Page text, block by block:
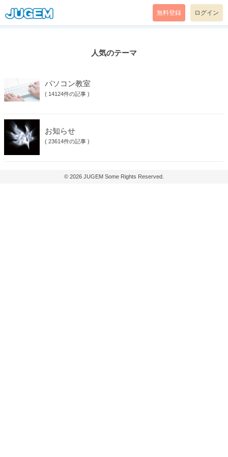
無料登録 ログイン
人気のテーマ
パソコン教室
( 14124件の記事 )
お知らせ
( 23614件の記事 )
© 2026 JUGEM Some Rights Reserved.